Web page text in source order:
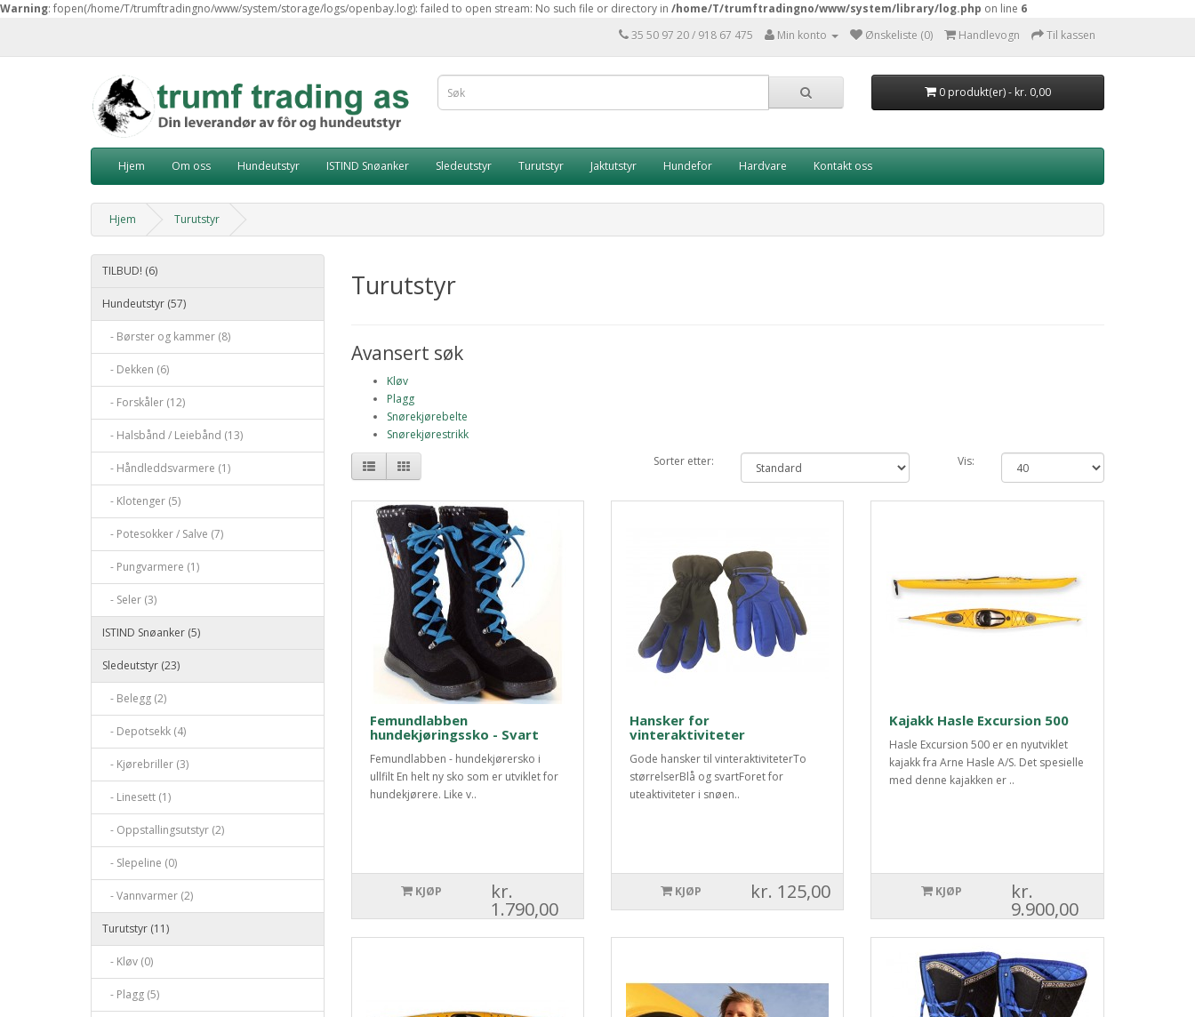
Warning: fopen(/home/T/trumftradingno/www/system/storage/logs/openbay.log): failed to open stream: No such file or directory in /home/T/trumftradingno/www/system/library/log.php on line 6
35 50 97 20 / 918 67 475
Min konto Ønskeliste (0) Handlevogn Til kassen
0 produkt(er) - kr. 0,00
Hjem Om oss Hundeutstyr ISTIND Snøanker Sledeutstyr Turutstyr Jaktutstyr Hundefor Hardvare Kontakt oss
Hjem Turutstyr
TILBUD! (6)
Hundeutstyr (57)
- Børster og kammer (8)
- Dekken (6)
- Forskåler (12)
- Halsbånd / Leiebånd (13)
- Håndleddsvarmere (1)
- Klotenger (5)
- Potesokker / Salve (7)
- Pungvarmere (1)
- Seler (3)
ISTIND Snøanker (5)
Sledeutstyr (23)
- Belegg (2)
- Depotsekk (4)
- Kjørebriller (3)
- Linesett (1)
- Oppstallingsutstyr (2)
- Slepeline (0)
- Vannvarmer (2)
Turutstyr (11)
- Kløv (0)
- Plagg (5)
Turutstyr
Avansert søk
Kløv
Plagg
Snørekjørebelte
Snørekjørestrikk
Sorter etter:
Vis:
Femundlabben
hundekjøringssko - Svart
Femundlabben - hundekjørersko i
ullfilt En helt ny sko som er utviklet for
hundekjørere. Like v..
KJØP kr.
1.790,00
Hansker for
vinteraktiviteter
Gode hansker til vinteraktiviteterTo
størrelserBlå og svartForet for
uteaktiviteter i snøen..
KJØP kr. 125,00
Kajakk Hasle Excursion 500
Hasle Excursion 500 er en nyutviklet
kajakk fra Arne Hasle A/S. Det spesielle
med denne kajakken er ..
KJØP kr.
9.900,00